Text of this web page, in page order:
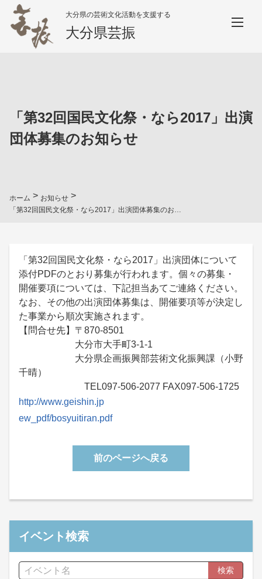
大分県の芸術文化活動を支援する
大分県芸振
「第32回国民文化祭・なら2017」出演
団体募集のお知らせ
ホーム > お知らせ >
「第32回国民文化祭・なら2017」出演団体募集のお知らせ
「第32回国民文化祭・なら2017」出演団体について
添付PDFのとおり募集が行われます。個々の募集・
開催要項については、下記担当あてご連絡ください。
なお、その他の出演団体募集は、開催要項等が決定し
た事業から順次実施されます。
【問合せ先】〒870-8501
大分市大手町3-1-1
大分県企画振興部芸術文化振興課（小野
千晴）
TEL097-506-2077 FAX097-506-1725
http://www.geishin.jp
ew_pdf/bosyuitiran.pdf
前のページへ戻る
イベント検索
検索